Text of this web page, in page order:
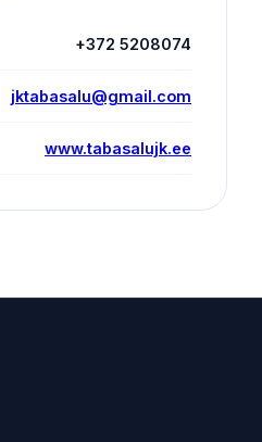
+372 5208074
jktabasalu@gmail.com
www.tabasalujk.ee